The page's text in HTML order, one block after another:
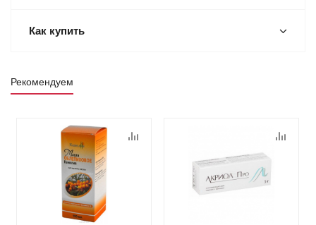
Как купить
Рекомендуем